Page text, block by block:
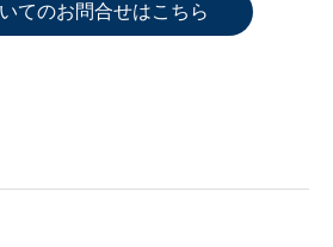
てのお問合せはこちら